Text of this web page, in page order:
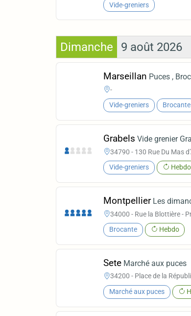
Vide-greniers
Dimanche 9 août 2026
Marseillan Puces ,
-
Vide-greniers Brocante
Grabels Vide grenier
34790 - 130 Rue Du Mas
Vide-greniers Hebdo
Montpellier Les
34000 - Rue la Blottière -
Brocante Hebdo
Sete Marché aux puces
34200 - Place de la
Marché aux puces